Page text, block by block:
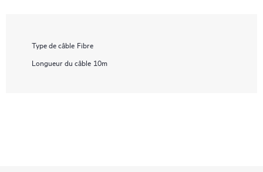
Type de câble Fibre
Longueur du câble 10m